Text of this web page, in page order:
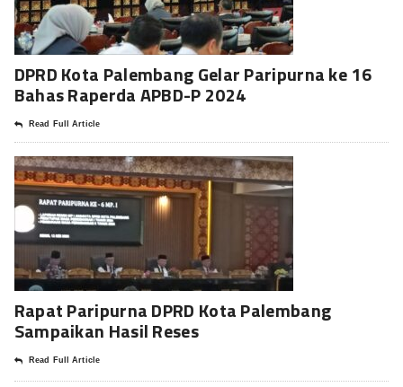
DPRD Kota Palembang Gelar Paripurna ke 16
Bahas Raperda APBD-P 2024
Read Full Article
Rapat Paripurna DPRD Kota Palembang
Sampaikan Hasil Reses
Read Full Article